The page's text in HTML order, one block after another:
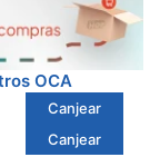
OCA
Canjear
Canjear